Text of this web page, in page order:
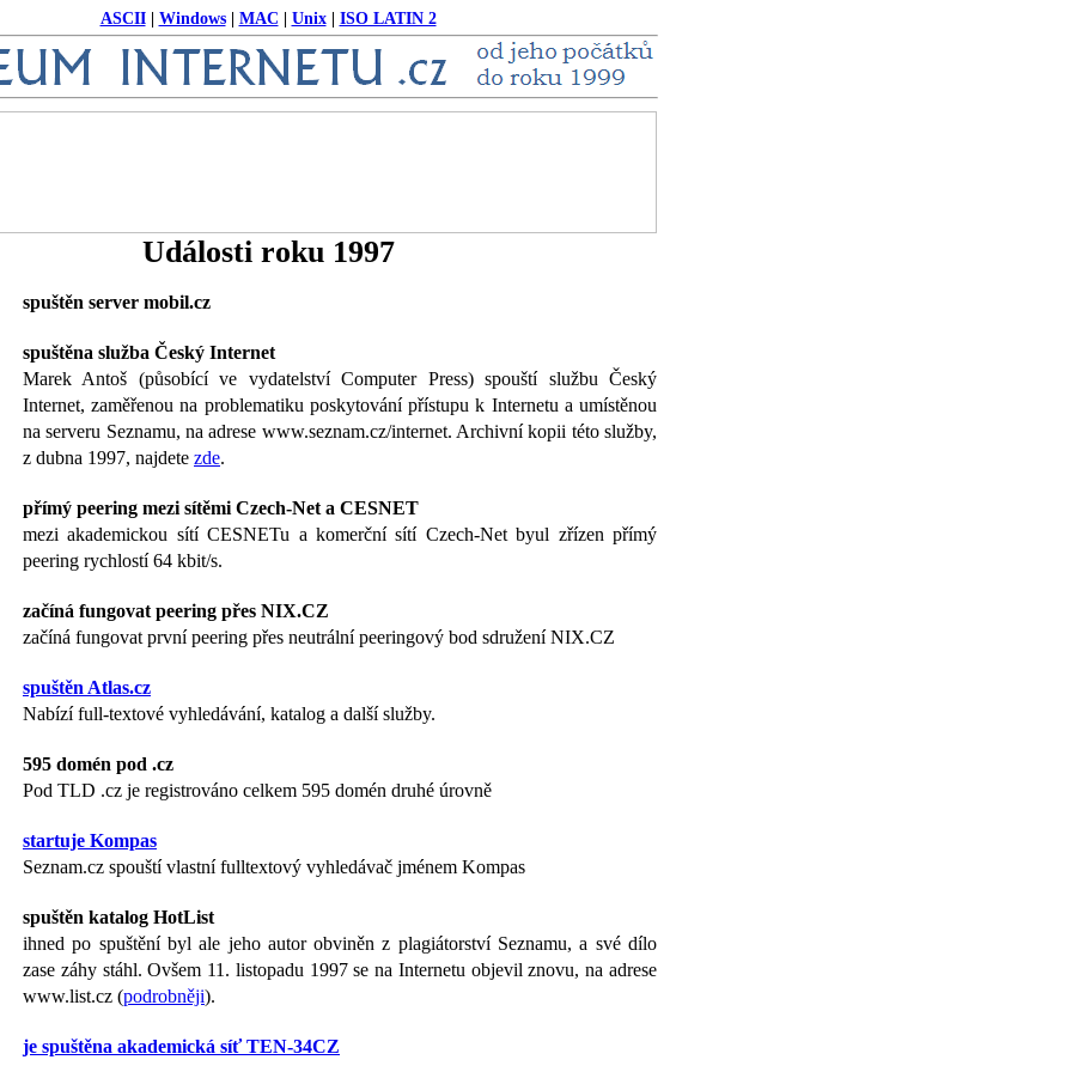
ASCII| Windows| MAC Unix| ISO LATIN 2
Události roku 1997
spuštěn server mobil.cz
spuštěna služba Český Internet
Marek Antoš (působící ve vydatelství Computer Press) spouští službu Český
Internet, zaměřenou na problematiku poskytování přístupu k Internetu a umístěnou
na serveru Seznamu, na adrese www.seznam.cz/internet. Archivní kopii této služby,
z dubna 1997, najdete zde.
přímý peering mezi sítěmi Czech-Net a CESNET
mezi akademickou sítí CESNETu a komerční sítí Czech-Net byul zřízen přímý
peering rychlostí 64 kbit/s.
začíná fungovat peering přes NIX.CZ
začíná fungovat první peering přes neutrální peeringový bod sdružení NIX.CZ
spuštěn Atlas.cz
Nabízí full-textové vyhledávání, katalog a další služby.
595 domén pod .cz
Pod TLD .cz je registrováno celkem 595 domén druhé úrovně
startuje Kompas
Seznam.cz spouští vlastní fulltextový vyhledávač jménem Kompas
spuštěn katalog HotList
ihned po spuštění byl ale jeho autor obviněn z plagiátorství Seznamu, a své dílo
zase záhy stáhl. Ovšem 11. listopadu 1997 se na Internetu objevil znovu, na adrese
www.list.cz (podrobněji).
je spuštěna akademická síť TEN-34CZ